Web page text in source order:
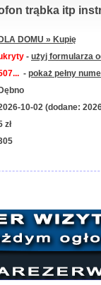
trąbka itp
DLA DOMU » Kupię
- użyj formularza
- pokaż pełny
Dębno
10-02 (dodane:
zł